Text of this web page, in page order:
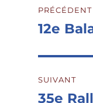
de
PRÉCÉDENT
Publication
12e
SUIVANT
Publication
35e